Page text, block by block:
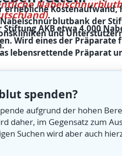
.Kostenaufwand,
der
und
AKB etwa 4.000
Wird eines der
lebensrettende Präparat
spenden?
aufgrund der hohen
daher, im Gegensatz zum
Suchen wird aber auch